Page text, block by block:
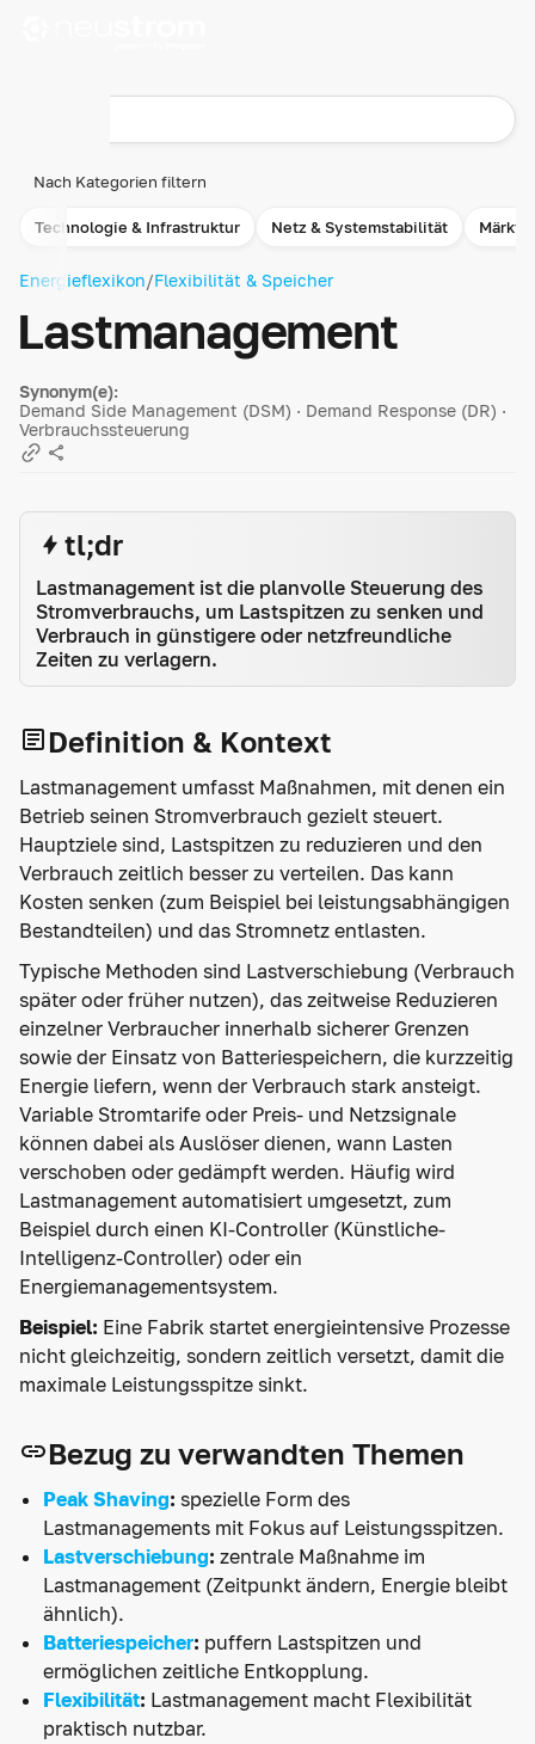
Nach Kategorien filtern
Technologie & Infrastruktur Netz & Systemstabilität Märkte
Energieflexikon/Flexibilität & Speicher
Lastmanagement
Synonym(e):
Demand Side Management (DSM) · Demand Response (DR) ·
Verbrauchssteuerung
tl;dr
Lastmanagement ist die planvolle Steuerung des
Stromverbrauchs, um Lastspitzen zu senken und
Verbrauch in günstigere oder netzfreundliche
Zeiten zu verlagern.
Definition & Kontext
Lastmanagement umfasst Maßnahmen, mit denen ein
Betrieb seinen Stromverbrauch gezielt steuert.
Hauptziele sind, Lastspitzen zu reduzieren und den
Verbrauch zeitlich besser zu verteilen. Das kann
Kosten senken (zum Beispiel bei leistungsabhängigen
Bestandteilen) und das Stromnetz entlasten.
Typische Methoden sind Lastverschiebung (Verbrauch
später oder früher nutzen), das zeitweise Reduzieren
einzelner Verbraucher innerhalb sicherer Grenzen
sowie der Einsatz von Batteriespeichern, die kurzzeitig
Energie liefern, wenn der Verbrauch stark ansteigt.
Variable Stromtarife oder Preis- und Netzsignale
können dabei als Auslöser dienen, wann Lasten
verschoben oder gedämpft werden. Häufig wird
Lastmanagement automatisiert umgesetzt, zum
Beispiel durch einen KI-Controller (Künstliche-
Intelligenz-Controller) oder ein
Energiemanagementsystem.
Beispiel: Eine Fabrik startet energieintensive Prozesse
nicht gleichzeitig, sondern zeitlich versetzt, damit die
maximale Leistungsspitze sinkt.
Bezug zu verwandten Themen
Peak Shaving: spezielle Form des
Lastmanagements mit Fokus auf Leistungsspitzen.
Lastverschiebung: zentrale Maßnahme im
Lastmanagement (Zeitpunkt ändern, Energie bleibt
ähnlich).
Batteriespeicher: puffern Lastspitzen und
ermöglichen zeitliche Entkopplung.
Flexibilität: Lastmanagement macht Flexibilität
praktisch nutzbar.